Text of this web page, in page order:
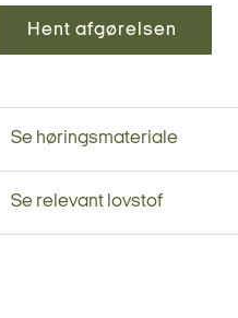
Hent afgørelsen
Se høringsmateriale
Se relevant lovstof